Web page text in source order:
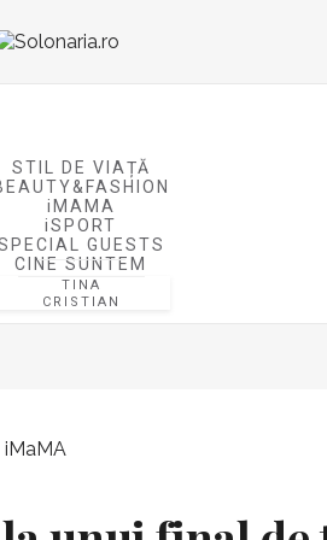
STIL DE VIAȚĂ
iMAMA
iSPORT
GUESTS
CINE SUNTEM
TINA
CRISTIAN
iMaMA